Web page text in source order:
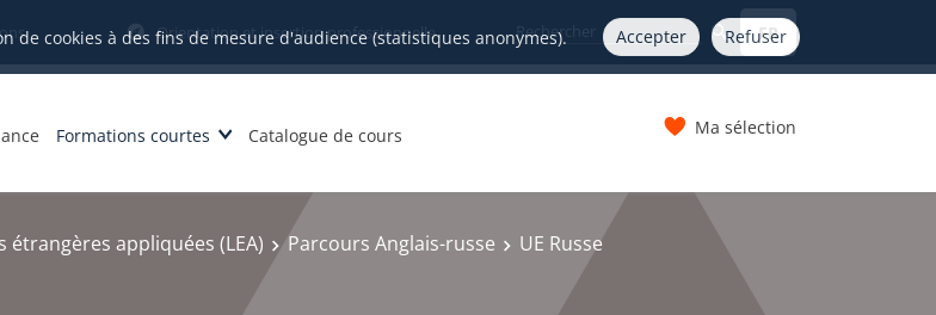
cookies à des fins de mesure d'audience (statistiques anonymes). Accepter Refuser
Orientation et insertion professionnelle FR
Formations courtes Catalogue de cours Ma sélection
étrangères appliquées (LEA) Parcours Anglais-russe UE Russe